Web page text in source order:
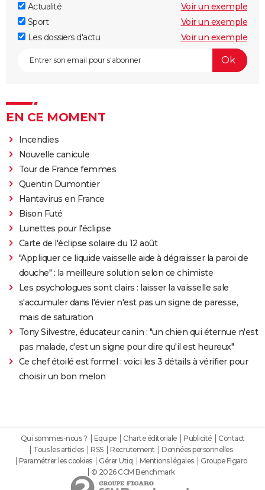
Actualité
Voir un exemple
Sport
Voir un exemple
Les dossiers d'actu
Voir un exemple
EN CE MOMENT
Incendies
Nouvelle canicule
Tour de France femmes
Quentin Dumontier
Hantavirus en France
Bison Futé
Lunettes pour l'éclipse
Carte de l'éclipse solaire du 12 août
"Appliquer ce liquide vaisselle aide à dégraisser la paroi de
douche" : la meilleure solution selon ce chimiste
Les psychologues sont clairs : laisser la vaisselle sale
s'accumuler dans l'évier n'est pas un signe de paresse,
mais de saturation
Tony Silvestre, éducateur canin : "un chien qui éternue n'est
pas malade, c'est un signe pour dire qu'il est heureux"
Ce chef étoilé est formel : voici les 3 détails à vérifier pour
choisir un bon melon
Qui sommes-nous ? Equipe Charte éditoriale Publicité
Contact
Tous les articles
RSS Recrutement
Données personnelles
Paramétrer les cookies
Gérer Utiq Mentions légales
Groupe Figaro
© 2026 CCM Benchmark